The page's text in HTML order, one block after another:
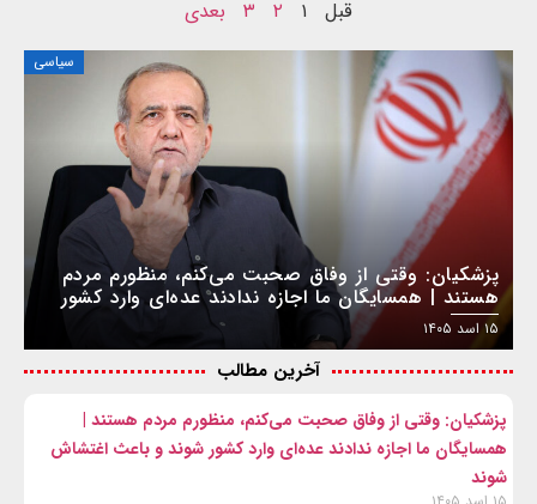
قبل ۱ ۲ ۳ بعدی
سیاسی
پزشکیان: وقتی از وفاق صحبت می‌کنم، منظورم مردم
هستند | همسایگان ما اجازه ندادند عده‌ای وارد کشور
شوند و باعث اغتشاش شوند
۱۵ اسد ۱۴۰۵
آخرین مطالب
پزشکیان: وقتی از وفاق صحبت می‌کنم، منظورم مردم هستند |
همسایگان ما اجازه ندادند عده‌ای وارد کشور شوند و باعث اغتشاش
شوند